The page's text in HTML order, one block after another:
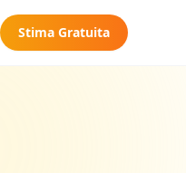
Stima Gratuita